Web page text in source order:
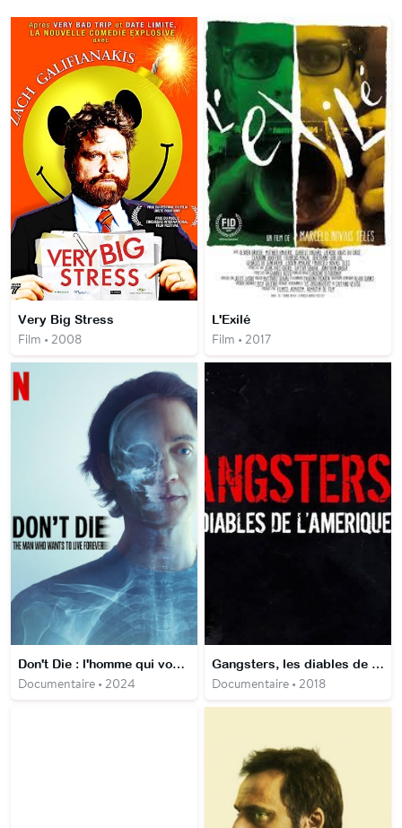
Very Big Stress
Film • 2008
L'Exilé
Film • 2017
Don't Die : l'homme qui voulait être éternel
Documentaire • 2024
Gangsters, les diables de l'Amérique
Documentaire • 2018